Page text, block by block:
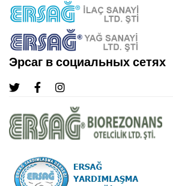
Эрсаг в социальных сетях